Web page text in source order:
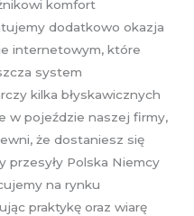
komfort
dodatkowo okazja
internetowym, które
system
kilka błyskawicznych
w pojeździe naszej firmy,
że dostaniesz się
przesyły Polska Niemcy
na rynku
praktykę oraz wiarę